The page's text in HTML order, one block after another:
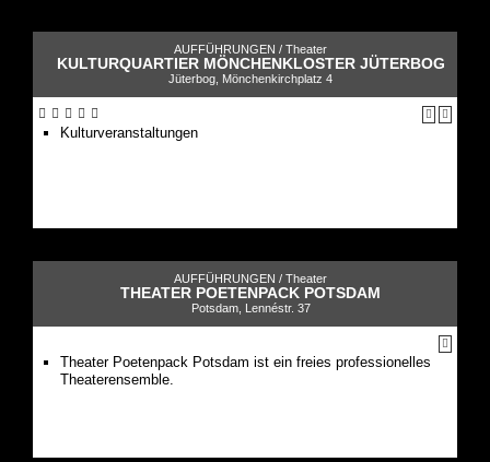
AUFFÜHRUNGEN / Theater
KULTURQUARTIER MÖNCHENKLOSTER JÜTERBOG
Jüterbog, Mönchenkirchplatz 4
Kulturveranstaltungen
AUFFÜHRUNGEN / Theater
THEATER POETENPACK POTSDAM
Potsdam, Lennéstr. 37
Theater Poetenpack Potsdam ist ein freies professionelles
Theaterensemble.